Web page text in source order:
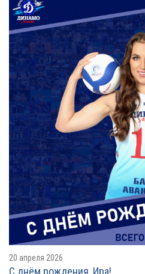
20 апреля 2026
С днём рождения, Ира!